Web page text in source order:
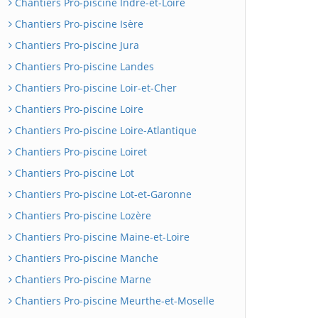
Chantiers Pro-piscine Isère
Chantiers Pro-piscine Jura
Chantiers Pro-piscine Landes
Chantiers Pro-piscine Loir-et-Cher
Chantiers Pro-piscine Loire
Chantiers Pro-piscine Loire-Atlantique
Chantiers Pro-piscine Loiret
Chantiers Pro-piscine Lot
Chantiers Pro-piscine Lot-et-Garonne
Chantiers Pro-piscine Lozère
Chantiers Pro-piscine Maine-et-Loire
Chantiers Pro-piscine Manche
Chantiers Pro-piscine Marne
Chantiers Pro-piscine Meurthe-et-Moselle